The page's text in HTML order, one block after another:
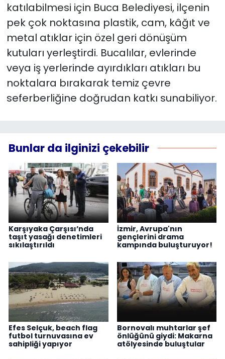
katılabilmesi için Buca Belediyesi, ilçenin
pek çok noktasına plastik, cam, kâğıt ve
metal atıklar için özel geri dönüşüm
kutuları yerleştirdi. Bucalılar, evlerinde
veya iş yerlerinde ayırdıkları atıkları bu
noktalara bırakarak temiz çevre
seferberliğine doğrudan katkı sunabiliyor.
Bunlar da ilginizi çekebilir
Karşıyaka Çarşısı’nda
taşıt yasağı denetimleri
sıkılaştırıldı
İzmir, Avrupa'nın
gençlerini drama
kampında buluşturuyor!
Efes Selçuk, beach flag
futbol turnuvasına ev
sahipliği yapıyor
Bornovalı muhtarlar şef
önlüğünü giydi: Makarna
atölyesinde buluştular